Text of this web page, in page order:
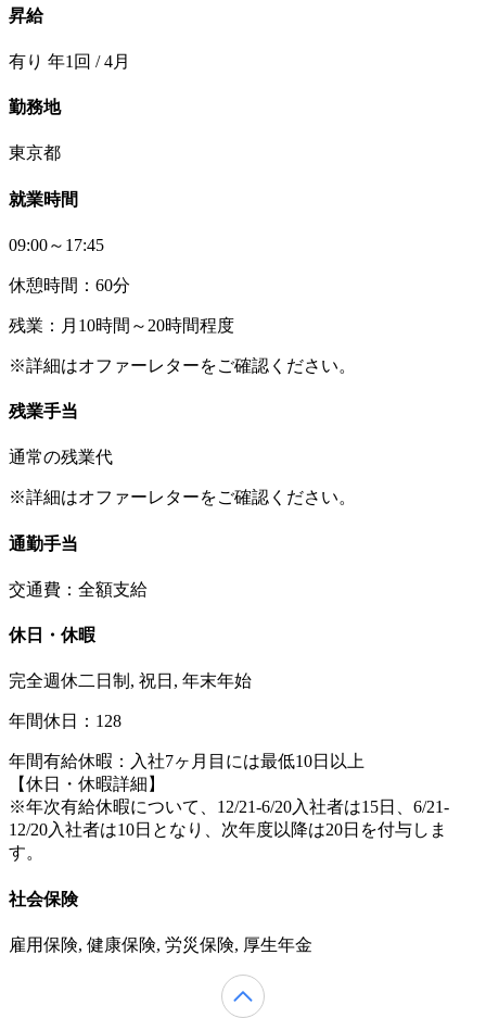
昇給
有り 年1回 / 4月
勤務地
東京都
就業時間
09:00～17:45
休憩時間：60分
残業：月10時間～20時間程度
※詳細はオファーレターをご確認ください。
残業手当
通常の残業代
※詳細はオファーレターをご確認ください。
通勤手当
交通費：全額支給
休日・休暇
完全週休二日制, 祝日, 年末年始
年間休日：128
年間有給休暇：入社7ヶ月目には最低10日以上
【休日・休暇詳細】
※年次有給休暇について、12/21-6/20入社者は15日、6/21-
12/20入社者は10日となり、次年度以降は20日を付与しま
す。
社会保険
雇用保険, 健康保険, 労災保険, 厚生年金